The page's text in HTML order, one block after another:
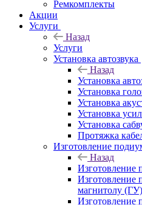
Ремкомплекты
Акции
Услуги
Назад
Услуги
Установка автозвука
Назад
Установка
Установка
Установка
Установка
Установка
Протяжка
Изготовление
Назад
Изготовление
Изготовление
магнитолу (ГУ)
Изготовление